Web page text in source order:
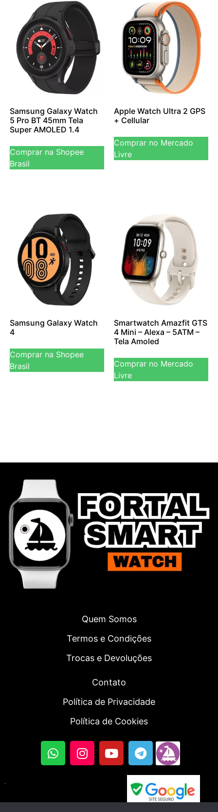
Samsung Galaxy Watch
5 Pro BT 45mm Tela
Super AMOLED 1.4
Comprar na Shopee
Brasil
Apple Watch Ultra 2 GPS
+ Cellular
Comprar no Mercado
Livre
Samsung Galaxy Watch
4
Comprar na Shopee
Brasil
Smartwatch Amazfit GTS
4 Mini – Alexa – 5ATM –
Tela Amoled
Comprar no Mercado
Livre
Quem Somos
Termos e Condições
Trocas e Devoluções
Contato
Política de Privacidade
Política de Cookies